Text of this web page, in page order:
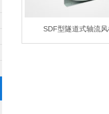
SDF型隧道式轴流